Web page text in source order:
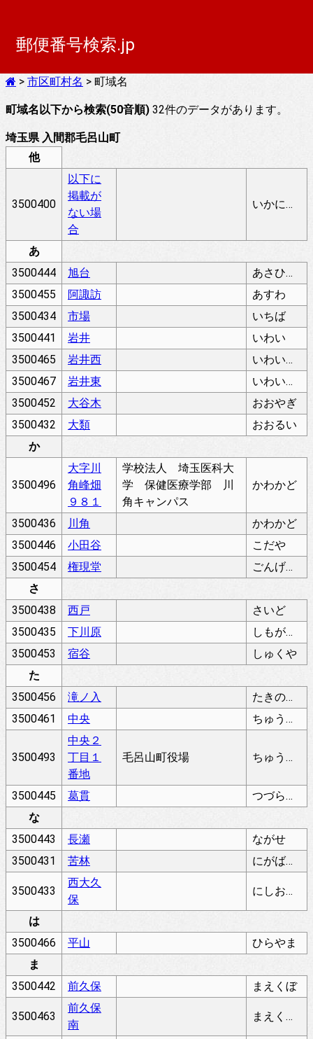
郵便番号検索.jp
> 市区町村名 > 町域名
町域名以下から検索(50音順) 32件のデータがあります。
埼玉県 入間郡毛呂山町
他
3500400
以下に
掲載が
ない場
合
いかにけいさいがないばあい
あ
3500444
旭台
あさひだい
3500455
阿諏訪
あすわ
3500434
市場
いちば
3500441
岩井
いわい
3500465
岩井西
いわいにし
3500467
岩井東
いわいひがし
3500452
大谷木
おおやぎ
3500432
大類
おおるい
か
3500496
大字川
角峰畑
９８１
学校法人 埼玉医科大
学 保健医療学部 川
角キャンパス
かわかど
3500436 川角
かわかど
3500446
小田谷
こだや
3500454
権現堂
ごんげんどう
さ
3500438
西戸
さいど
3500435
下川原
しもがわら
3500453
宿谷
しゅくや
た
3500456
滝ノ入
たきのいり
3500461
中央 ちゅうおう
3500493
中央２
丁目１
番地
毛呂山町役場 ちゅうおう
3500445 葛貫
つづらぬき
な
3500443
長瀬
ながせ
3500431
苦林 にがばやし
3500433
西大久
保
にしおおくぼ
は
3500466
平山
ひらやま
ま
3500442
前久保 まえくぼ
3500463
前久保
南
まえくぼみなみ